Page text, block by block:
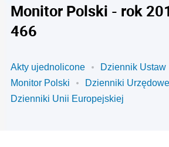
Monitor Polski - rok
466
Akty ujednolicone
Dziennik Ustaw
Monitor Polski
Dzienniki Urzędowe
Dzienniki Unii Europejskiej